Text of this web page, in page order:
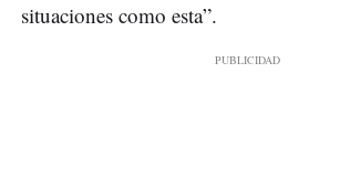
situaciones como esta”.